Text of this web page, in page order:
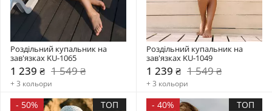
Роздільний купальник на
зав'язках KU-1065
1 239 ₴ 1 549 ₴
+ 3 кольори
Роздільний купальник на
зав'язках KU-1049
1 239 ₴ 1 549 ₴
+ 3 кольори
- 50% ТОП - 40% ТОП